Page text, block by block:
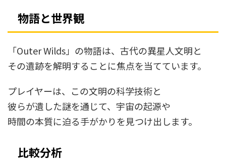
物語と世界観
「Outer Wilds」の物語は、古代の異星人文明と
その遺跡を解明することに焦点を当てています。
プレイヤーは、この文明の科学技術と
彼らが遺した謎を通じて、宇宙の起源や
時間の本質に迫る手がかりを見つけ出します。
比較分析